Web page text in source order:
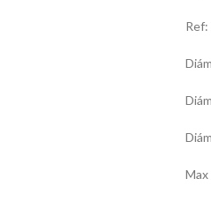
Ref:
Max